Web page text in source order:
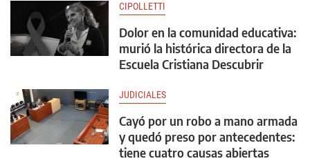
CIPOLLETTI
Dolor en la comunidad educativa:
murió la histórica directora de la
Escuela Cristiana Descubrir
JUDICIALES
Cayó por un robo a mano armada
y quedó preso por antecedentes:
tiene cuatro causas abiertas